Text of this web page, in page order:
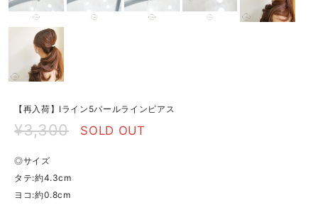
【再入荷】Iライン5パールラインピアス
¥3,300 SOLD OUT
◎サイズ
タテ:約4.3cm
ヨコ:約0.8cm